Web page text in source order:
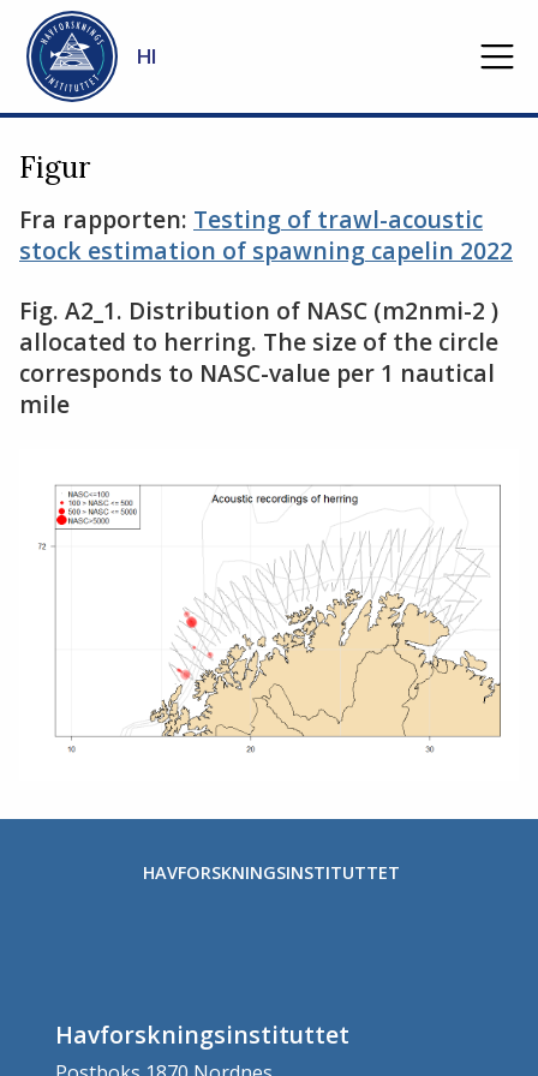
Gå til hovedinnhold
HI
Figur
Fra rapporten: Testing of trawl-acoustic
stock estimation of spawning capelin 2022
Fig. A2_1. Distribution of NASC (m2nmi-2 )
allocated to herring. The size of the circle
corresponds to NASC-value per 1 nautical
mile
HAVFORSKNINGSINSTITUTTET
Havforskningsinstituttet